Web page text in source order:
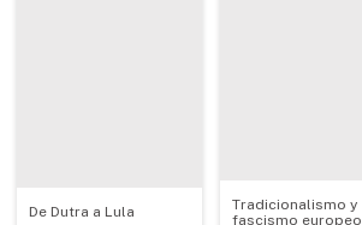
De Dutra a Lula
Tradicionalismo y
fascismo europeo